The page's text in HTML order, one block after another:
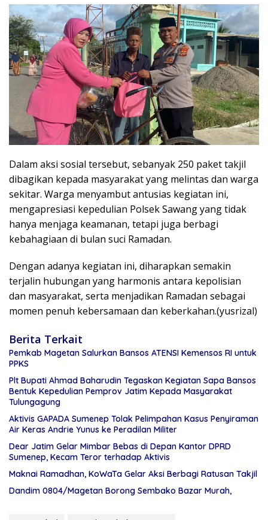
Dalam aksi sosial tersebut, sebanyak 250 paket takjil
dibagikan kepada masyarakat yang melintas dan warga
sekitar. Warga menyambut antusias kegiatan ini,
mengapresiasi kepedulian Polsek Sawang yang tidak
hanya menjaga keamanan, tetapi juga berbagi
kebahagiaan di bulan suci Ramadan.
Dengan adanya kegiatan ini, diharapkan semakin
terjalin hubungan yang harmonis antara kepolisian
dan masyarakat, serta menjadikan Ramadan sebagai
momen penuh kebersamaan dan keberkahan.(yusrizal)
Berita Terkait
Pemkab Magetan Salurkan Bansos ATENSI Kemensos RI untuk
PPKS
Plt Bupati Ahmad Baharudin Tegaskan Kegiatan Sapa Bansos
Bentuk Kepedulian Pemprov Jatim Kepada Masyarakat
Tulungagung
Aktivis GAPADA Sumenep Tolak Pelimpahan Kasus Penyiraman
Air Keras Andrie Yunus ke Peradilan Militer
Dear Jatim Gelar Mimbar Bebas di Depan Kantor DPRD
Sumenep, Kecam Teror terhadap Aktivis
Maknai Ramadhan, KoWaTa Gelar Aksi Berbagi Ratusan Takjil
Dandim 0804/Magetan Borong Sembako Bazar Murah,